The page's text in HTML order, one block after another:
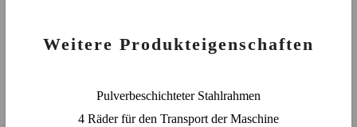
Weitere Produkteigenschaften
Pulverbeschichteter Stahlrahmen
4 Räder für den Transport der Maschine